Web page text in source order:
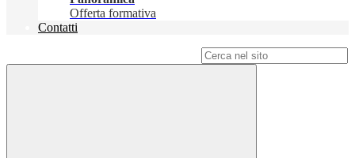
Offerta formativa
Contatti